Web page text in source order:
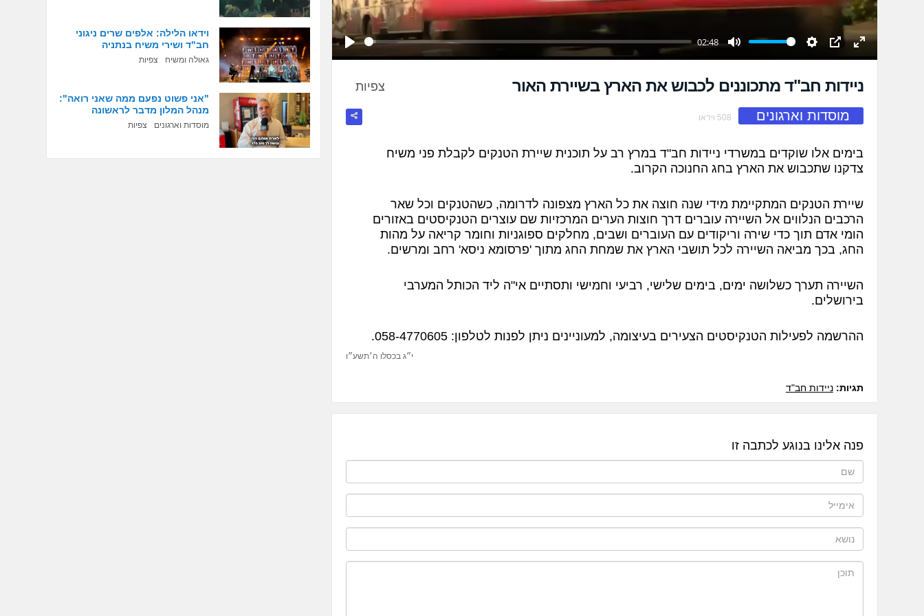
Play
02:48
Mute Settings PIPEnter
ניידות חב"ד מתכוננים לכבוש את הארץ בשיירת האור צפיות
מוסדות וארגונים 508 וידאו
בימים אלו שוקדים במשרדי ניידות חב"ד במרץ רב על תוכנית שיירת הטנקים לקבלת פני משיח
צדקנו שתכבוש את הארץ בחג החנוכה הקרוב.
שיירת הטנקים המתקיימת מידי שנה חוצה את כל הארץ מצפונה לדרומה, כשהטנקים וכל שאר
הרכבים הנלווים אל השיירה עוברים דרך חוצות הערים המרכזיות שם עוצרים הטנקיסטים באזורים
הומי אדם תוך כדי שירה וריקודים עם העוברים ושבים, מחלקים ספוגניות וחומר קריאה על מהות
החג, בכך מביאה השיירה לכל תושבי הארץ את שמחת החג מתוך 'פרסומא ניסא' רחב ומרשים.
השיירה תערך כשלושה ימים, בימים שלישי, רביעי וחמישי ותסתיים אי"ה ליד הכותל המערבי
בירושלים.
ההרשמה לפעילות הטנקיסטים הצעירים בעיצומה, למעוניינים ניתן לפנות לטלפון: 058-4770605.
י״ג בכסלו ה׳תשע״ו
תגיות:ניידות חב"ד
פנה אלינו בנוגע לכתבה זו
וידאו הלילה: אלפים שרים ניגוני
חב"ד ושירי משיח בנתניה
גאולה ומשיח צפיות
"אני פשוט נפעם ממה שאני רואה":
מנהל המלון מדבר לראשונה
מוסדות וארגונים צפיות